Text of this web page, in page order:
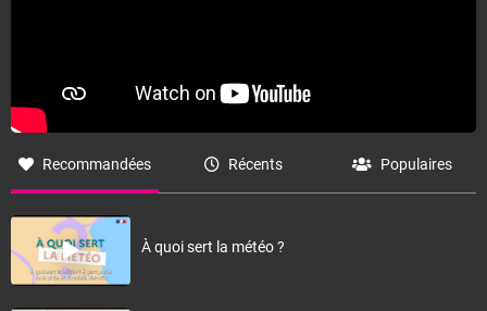
Recommandées Récents Populaires
À quoi sert la météo ?